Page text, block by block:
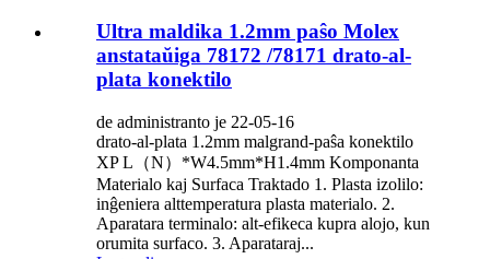
Ultra maldika 1.2mm paŝo Molex
anstataŭiga 78172 /78171 drato-al-
plata konektilo
de administranto je 22-05-16
drato-al-plata 1.2mm malgrand-paŝa konektilo
XP L（N）*W4.5mm*H1.4mm Komponanta
Materialo kaj Surfaca Traktado 1. Plasta izolilo:
inĝeniera alttemperatura plasta materialo. 2.
Aparatara terminalo: alt-efikeca kupra alojo, kun
orumita surfaco. 3. Aparataraj...